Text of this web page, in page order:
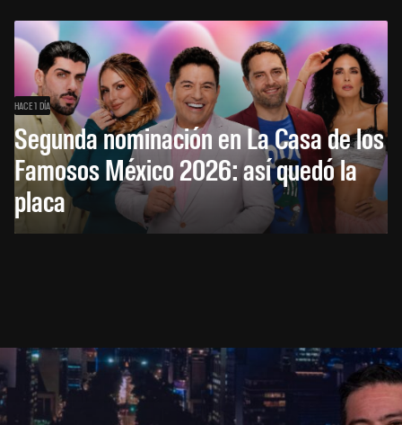
HACE 1 DÍA
Segunda nominación en La Casa de los
Famosos México 2026: así quedó la
placa